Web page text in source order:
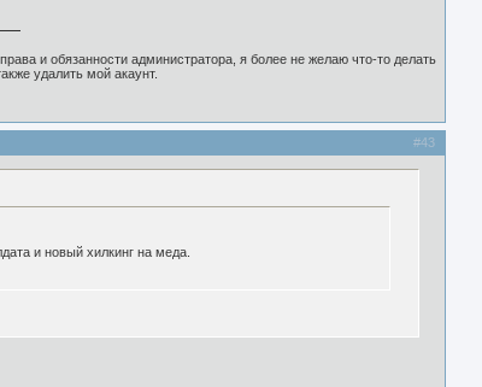
и обязанности администратора, я более не желаю что-то делать
удалить мой акаунт.
#43
и новый хилкинг на меда.